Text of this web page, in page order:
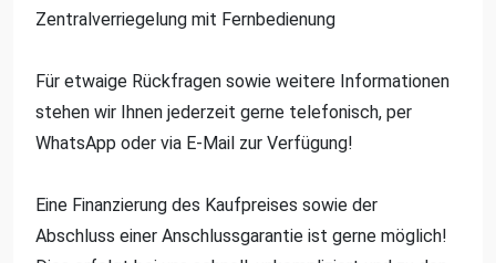
Zentralverriegelung mit Fernbedienung
Für etwaige Rückfragen sowie weitere Informationen
stehen wir Ihnen jederzeit gerne telefonisch, per
WhatsApp oder via E-Mail zur Verfügung!
Eine Finanzierung des Kaufpreises sowie der
Abschluss einer Anschlussgarantie ist gerne möglich!